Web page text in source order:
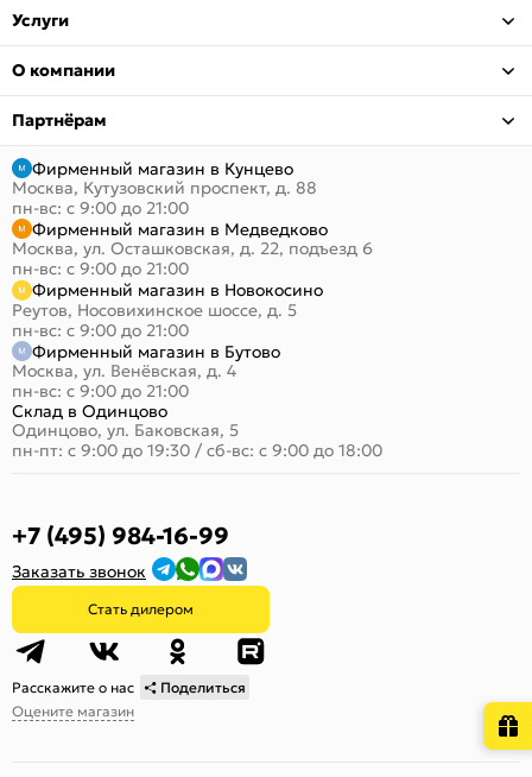
Услуги
О компании
Партнёрам
Фирменный магазин в Кунцево
Москва, Кутузовский проспект, д. 88
пн-вс: с 9:00 до 21:00
Фирменный магазин в Медведково
Москва, ул. Осташковская, д. 22, подъезд 6
пн-вс: с 9:00 до 21:00
Фирменный магазин в Новокосино
Реутов, Носовихинское шоссе, д. 5
пн-вс: с 9:00 до 21:00
Фирменный магазин в Бутово
Москва, ул. Венёвская, д. 4
пн-вс: с 9:00 до 21:00
Склад в Одинцово
Одинцово, ул. Баковская, 5
пн-пт: с 9:00 до 19:30 / сб-вс: с 9:00 до 18:00
+7 (495) 984-16-99
Заказать звонок
Стать дилером
Расскажите о нас
Поделиться
Оцените магазин